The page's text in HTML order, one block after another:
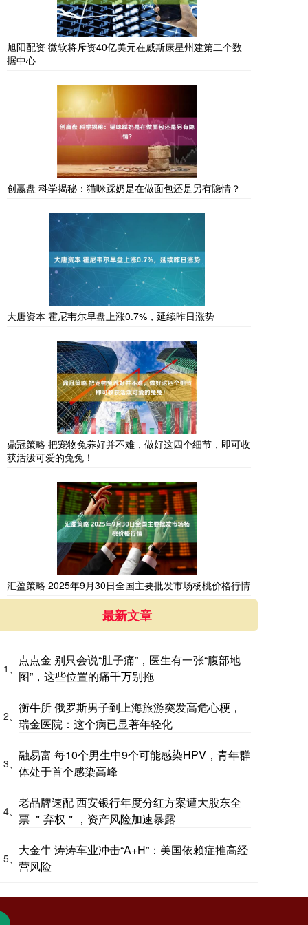
旭阳配资 微软将斥资40亿美元在威斯康星州建第二个数
据中心
创赢盘 科学揭秘：猫咪踩奶是在做面包还是另有隐情？
大唐资本 霍尼韦尔早盘上涨0.7%，延续昨日涨势
鼎冠策略 把宠物兔养好并不难，做好这四个细节，即可收
获活泼可爱的兔兔！
汇盈策略 2025年9月30日全国主要批发市场杨桃价格行情
最新文章
1、
点点金 别只会说“肚子痛”，医生有一张“腹部地
图”，这些位置的痛千万别拖
2、
衡牛所 俄罗斯男子到上海旅游突发高危心梗，
瑞金医院：这个病已显著年轻化
3、
融易富 每10个男生中9个可能感染HPV，青年群
体处于首个感染高峰
4、
老品牌速配 西安银行年度分红方案遭大股东全
票 ＂弃权＂，资产风险加速暴露
5、
大金牛 涛涛车业冲击“A+H”：美国依赖症推高经
营风险